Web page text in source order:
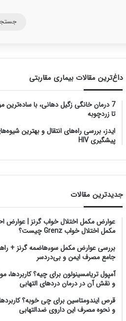
داغ‌ترین مقالات بیماری مقاربتی
7 درمان خانگی زگیل دهانی، با ساده‌ترین
تا زردچوبه
ایدز، بررسی راه‌های انتقال و بهترین
پیشگیری HIV
جدیدترین مقالات
عوارض مکمل اختلال خواب گرنز | عوارض
مکمل اختلال خواب Grenz چیست؟
بررسی عوارض مکمل سوءهاضمه گرنز +
جامع مصرف ایمن و بی‌دردسر
آمپول تریامسینولون برای چیه؟ کاربردها،
و نقش آن در درمان دردهای التهابی
قرص ایندومتاسین برای چی خوبه؟
و نحوه مصرف این داروی ضدالتهابی